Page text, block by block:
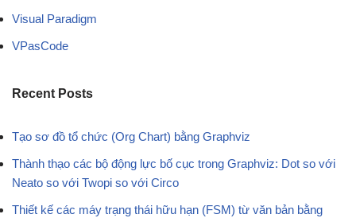
Visual Paradigm
VPasCode
Recent Posts
Tạo sơ đồ tổ chức (Org Chart) bằng Graphviz
Thành thạo các bộ động lực bố cục trong Graphviz: Dot so với
Neato so với Twopi so với Circo
Thiết kế các máy trạng thái hữu hạn (FSM) từ văn bản bằng